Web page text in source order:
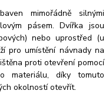
mimořádně silnými
pásem. Dvířka jsou
nebo uprostřed (u
pro umístění návnady na
proti otevření pomocí
materiálu, díky tomuto
okolností otevřít.